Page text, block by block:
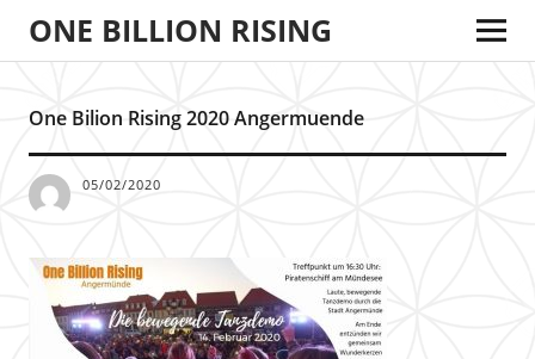
ONE BILLION RISING
One Bilion Rising 2020 Angermuende
05/02/2020